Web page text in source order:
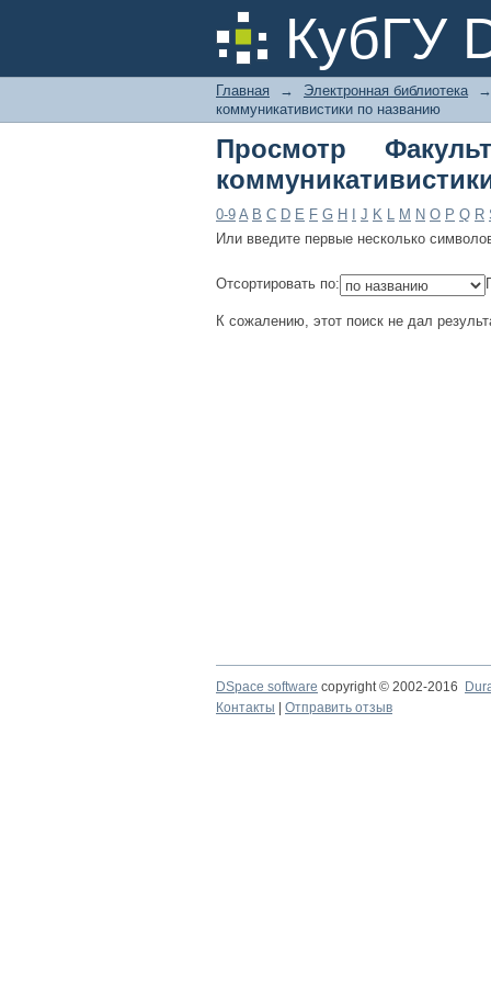
КубГУ
Просмотр
названию
Главная → Электронная библиотека →
коммуникативистики по названию
Просмотр
0-9 A B C D E F G H J K L M N O P Q R
Или введите первые несколько
Отсортировать по:
К сожалению, этот поиск не дал
DSpace software copyright © 2002-2016
Контакты
Отправить отзыв